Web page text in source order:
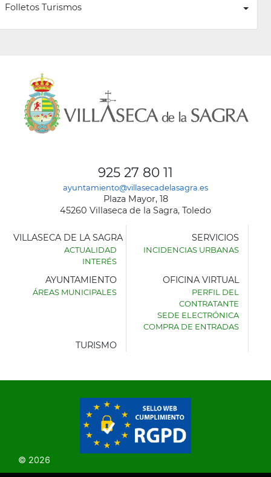
Folletos Turismos
925 27 80 11
ayuntamiento@villasecadelasagra.es
Plaza Mayor, 18
45260 Villaseca de la Sagra, Toledo
AYUNTAMIENTO
VILLASECA DE LA SAGRA
ACTUALIDAD
INTERÉS
SERVICIOS
INCIDENCIAS URBANAS
AYUNTAMIENTO
ÁREAS MUNICIPALES
OFICINA VIRTUAL
PERFIL DEL
CONTRATANTE
SEDE ELECTRÓNICA
COMPRA DE ENTRADAS
TURISMO
© 2026